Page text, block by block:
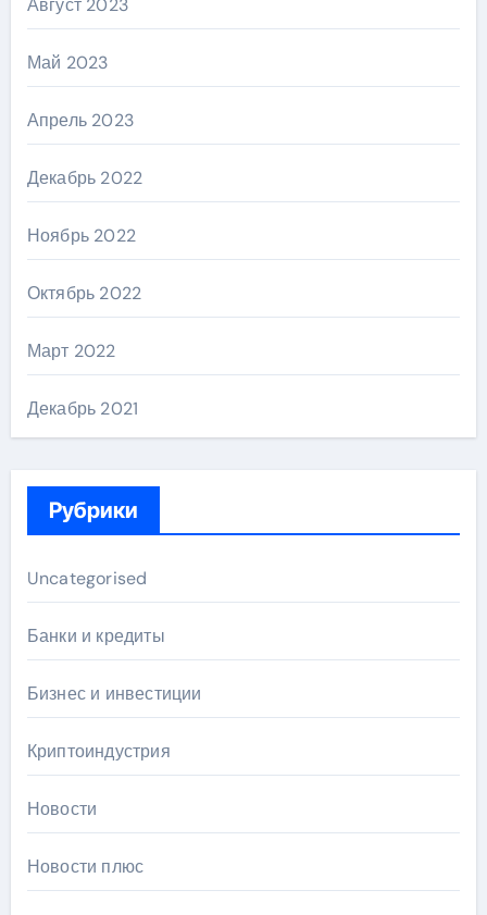
Август 2023
Май 2023
Апрель 2023
Декабрь 2022
Ноябрь 2022
Октябрь 2022
Март 2022
Декабрь 2021
Рубрики
Uncategorised
Банки и кредиты
Бизнес и инвестиции
Криптоиндустрия
Новости
Новости плюс